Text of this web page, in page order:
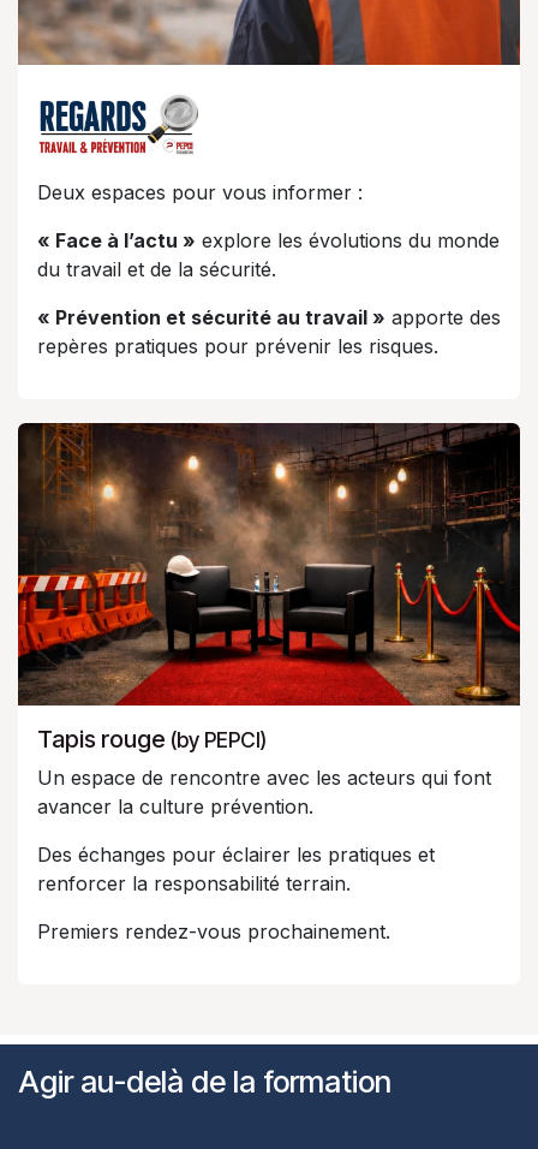
Deux espaces pour vous informer :
« Face à l’actu » explore les évolutions du monde
du travail et de la sécurité.
« Prévention et sécurité au travail » apporte des
repères pratiques pour prévenir les risques.
Tapis rouge (by PEPCI)
Un espace de rencontre avec les acteurs qui font
avancer la culture prévention.
Des échanges pour éclairer les pratiques et
renforcer la responsabilité terrain.
Premiers rendez-vous prochainement.
Agir au-delà de la formation